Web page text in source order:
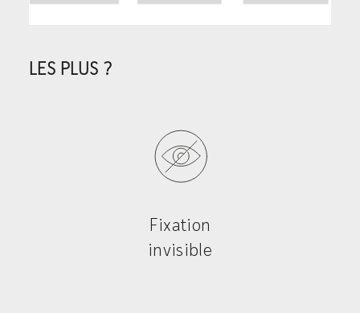
LES PLUS ?
Fixation
invisible